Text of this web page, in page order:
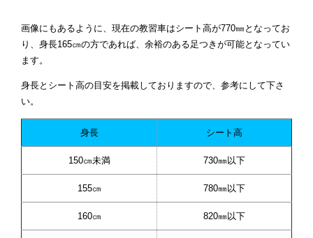
画像にもあるように、現在の教習車はシート高が770㎜となってお
り、身長165㎝の方であれば、余裕のある足つきが可能となってい
ます。
身長とシート高の目安を掲載しておりますので、参考にして下さ
い。
身長 シート高
150㎝未満 730㎜以下
155㎝ 780㎜以下
160㎝ 820㎜以下